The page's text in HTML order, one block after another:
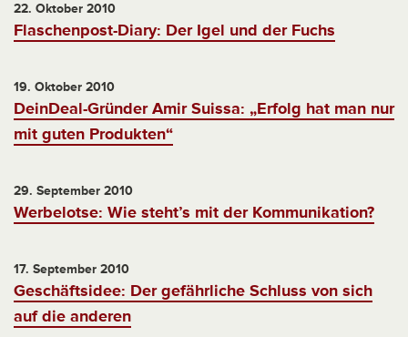
22. Oktober 2010
Flaschenpost-Diary: Der Igel und der Fuchs
19. Oktober 2010
DeinDeal-Gründer Amir Suissa: „Erfolg hat man nur
mit guten Produkten“
29. September 2010
Werbelotse: Wie steht’s mit der Kommunikation?
17. September 2010
Geschäftsidee: Der gefährliche Schluss von sich
auf die anderen